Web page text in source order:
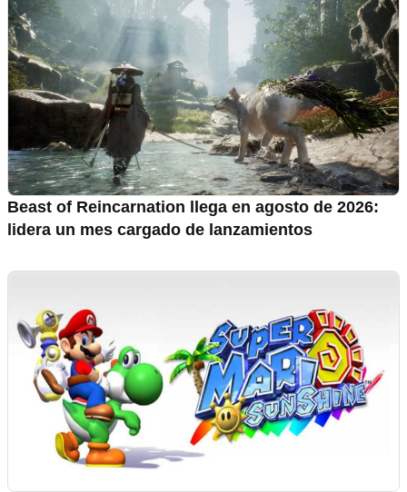
Beast of Reincarnation llega en agosto de 2026:
lidera un mes cargado de lanzamientos